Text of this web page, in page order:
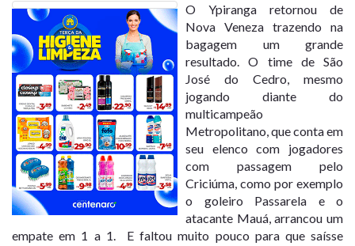
O Ypiranga retornou de
Nova Veneza trazendo na
bagagem um grande
resultado. O time de São
José do Cedro, mesmo
jogando diante do
multicampeão
Metropolitano, que conta em
seu elenco com jogadores
com passagem pelo
Criciúma, como por exemplo
o goleiro Passarela e o
atacante Mauá, arrancou um
empate em 1 a 1. E faltou muito pouco para que saísse